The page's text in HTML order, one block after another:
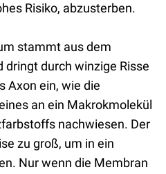
Risiko, abzusterben.
stammt aus dem
dringt durch winzige Risse
Axon ein, wie die
an ein Makrokmolekül
nachwiesen. Der
zu groß, um in ein
Nur wenn die Membran